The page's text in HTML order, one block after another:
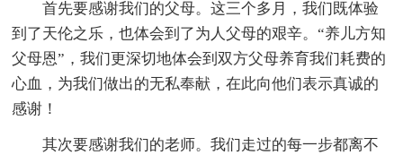
首先要感谢我们的父母。这三个多月，我们既体验
到了天伦之乐，也体会到了为人父母的艰辛。“养儿方知
父母恩”，我们更深切地体会到双方父母养育我们耗费的
心血，为我们做出的无私奉献，在此向他们表示真诚的
感谢！
其次要感谢我们的老师。我们走过的每一步都离不